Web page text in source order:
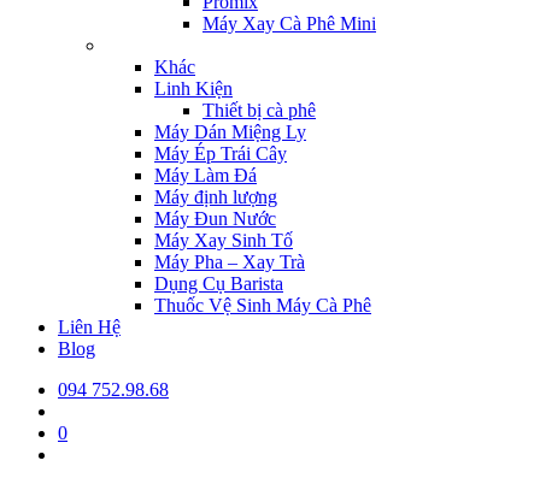
Máy Xay Cà Phê Mini
Khác
Linh Kiện
Thiết bị cà phê
Máy Dán Miệng Ly
Máy Ép Trái Cây
Máy Làm Đá
Máy định lượng
Máy Đun Nước
Máy Xay Sinh Tố
Máy Pha – Xay Trà
Dụng Cụ Barista
Thuốc Vệ Sinh Máy Cà Phê
Liên Hệ
Blog
094 752.98.68
0